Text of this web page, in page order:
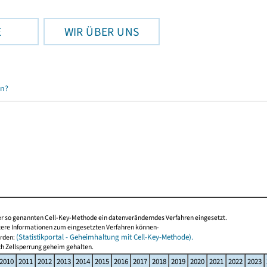
WIR ÜBER UNS
genannten Cell-Key-Methode ein datenveränderndes Verfahren eingesetzt.
Informationen zum eingesetzten Verfahren können-
(Statistikportal - Geheimhaltung mit Cell-Key-Methode).
Zellsperrung geheim gehalten.
2010 2011 2012 2013 2014 2015 2016 2017 2018 2019 2020 2021 2022 2023